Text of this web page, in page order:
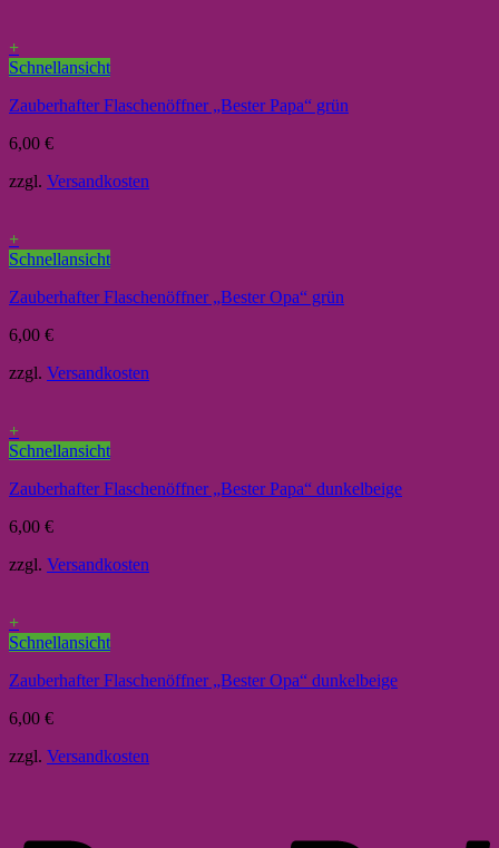
+
Schnellansicht
Zauberhafter Flaschenöffner „Bester Papa“ grün
6,00 €
zzgl. Versandkosten
+
Schnellansicht
Zauberhafter Flaschenöffner „Bester Opa“ grün
6,00 €
zzgl. Versandkosten
+
Schnellansicht
Zauberhafter Flaschenöffner „Bester Papa“ dunkelbeige
6,00 €
zzgl. Versandkosten
+
Schnellansicht
Zauberhafter Flaschenöffner „Bester Opa“ dunkelbeige
6,00 €
zzgl. Versandkosten